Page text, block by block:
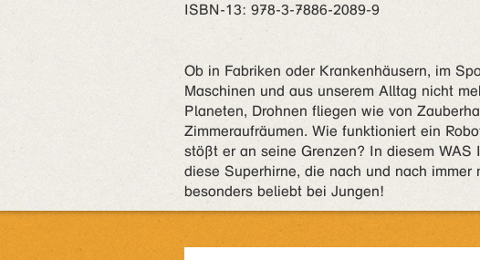
ISBN‑13: 978-3-7886-2089-9
Ob in Fabriken oder Krankenhäusern, im
Maschinen und aus unserem Alltag nicht
Planeten, Drohnen fliegen wie von
Zimmeraufräumen. Wie funktioniert ein
stößt er an seine Grenzen? In diesem
diese Superhirne, die nach und nach
besonders beliebt bei Jungen!